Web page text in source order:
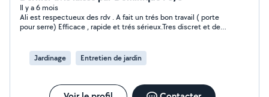
Il y a 6 mois
Ali est respectueux des rdv . A fait un trés bon travail ( porte
pour serre) Efficace , rapide et trés sérieux.Tres discret et de
Jardinage
Entretien de jardin